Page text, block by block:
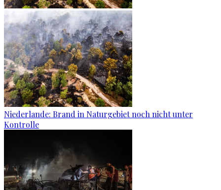
Niederlande: Brand in Naturgebiet noch nicht unter
Kontrolle